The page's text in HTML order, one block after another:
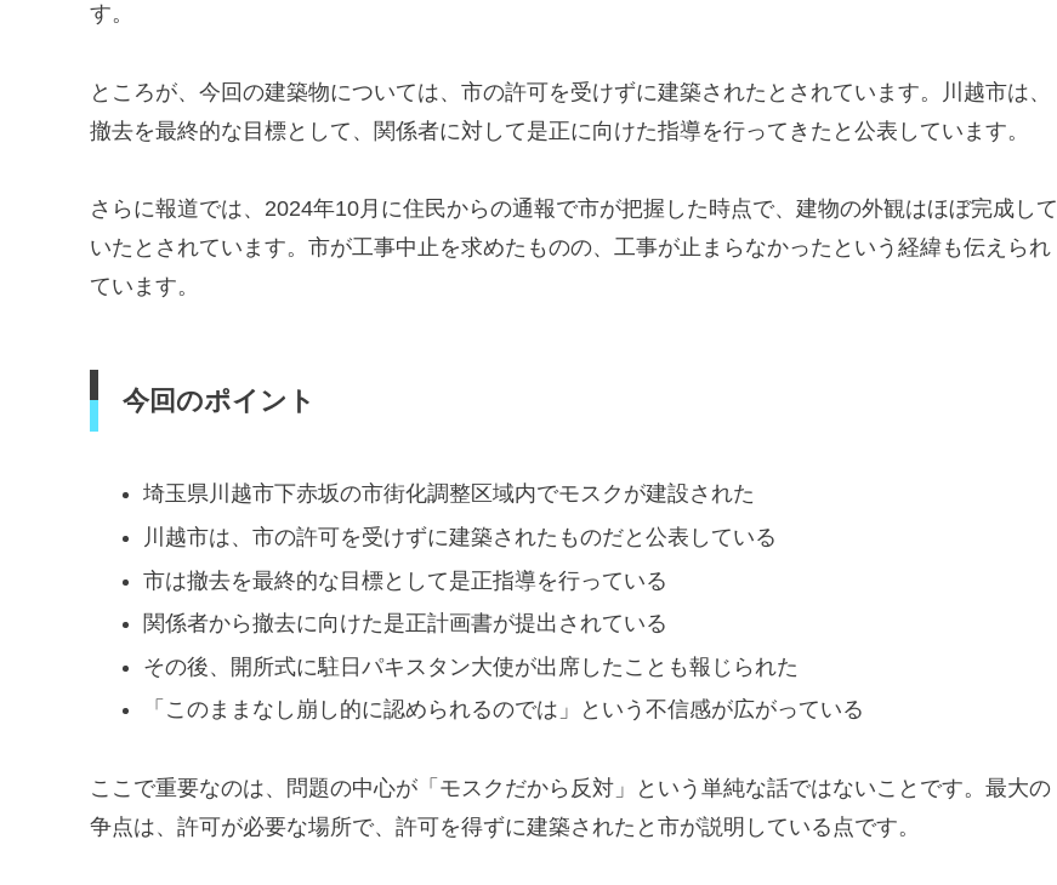
す。
ところが、今回の建築物については、市の許可を受けずに建築されたとされています。川越市は、
撤去を最終的な目標として、関係者に対して是正に向けた指導を行ってきたと公表しています。
さらに報道では、2024年10月に住民からの通報で市が把握した時点で、建物の外観はほぼ完成して
いたとされています。市が工事中止を求めたものの、工事が止まらなかったという経緯も伝えられ
ています。
今回のポイント
埼玉県川越市下赤坂の市街化調整区域内でモスクが建設された
川越市は、市の許可を受けずに建築されたものだと公表している
市は撤去を最終的な目標として是正指導を行っている
関係者から撤去に向けた是正計画書が提出されている
その後、開所式に駐日パキスタン大使が出席したことも報じられた
「このままなし崩し的に認められるのでは」という不信感が広がっている
ここで重要なのは、問題の中心が「モスクだから反対」という単純な話ではないことです。最大の
争点は、許可が必要な場所で、許可を得ずに建築されたと市が説明している点です。